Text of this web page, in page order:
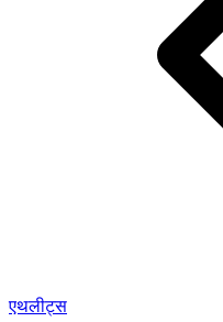
एथलीट्स